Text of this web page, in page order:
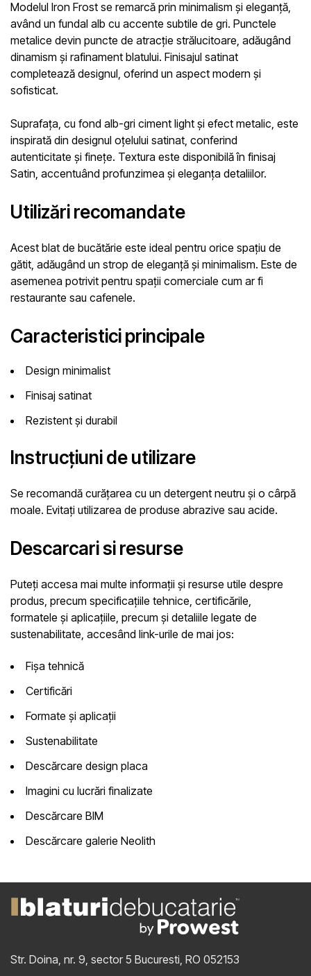
Modelul Iron Frost se remarcă prin minimalism și eleganță,
având un fundal alb cu accente subtile de gri. Punctele
metalice devin puncte de atracție strălucitoare, adăugând
dinamism și rafinament blatului. Finisajul satinat
completează designul, oferind un aspect modern și
sofisticat.
Suprafața, cu fond alb-gri ciment light și efect metalic, este
inspirată din designul oțelului satinat, conferind
autenticitate și finețe. Textura este disponibilă în finisaj
Satin, accentuând profunzimea și eleganța detaliilor.
Utilizări recomandate
Acest blat de bucătărie este ideal pentru orice spațiu de
gătit, adăugând un strop de eleganță și minimalism. Este de
asemenea potrivit pentru spații comerciale cum ar fi
restaurante sau cafenele.
Caracteristici principale
Design minimalist
Finisaj satinat
Rezistent și durabil
Instrucțiuni de utilizare
Se recomandă curățarea cu un detergent neutru și o cârpă
moale. Evitați utilizarea de produse abrazive sau acide.
Descarcari si resurse
Puteți accesa mai multe informații și resurse utile despre
produs, precum specificațiile tehnice, certificările,
formatele și aplicațiile, precum și detaliile legate de
sustenabilitate, accesând link-urile de mai jos:
Fișa tehnică
Certificări
Formate și aplicații
Sustenabilitate
Descărcare design placa
Imagini cu lucrări finalizate
Descărcare BIM
Descărcare galerie Neolith
Str. Doina, nr. 9, sector 5 Bucuresti, RO 052153